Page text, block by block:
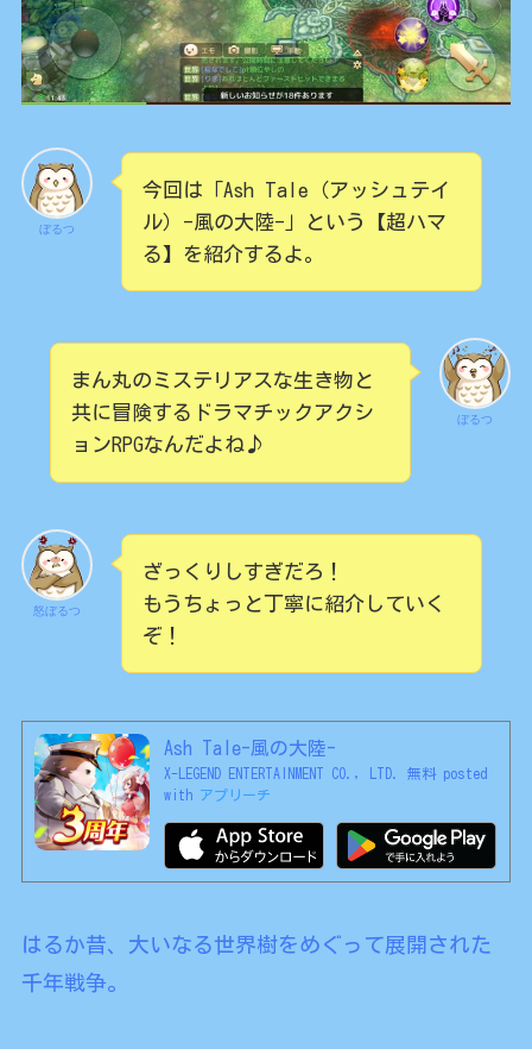
ぼるつ
今回は「Ash Tale（アッシュテイ
ル）-風の大陸-」という【超ハマ
る】を紹介するよ。
ぼるつ
まん丸のミステリアスな生き物と
共に冒険するドラマチックアクシ
ョンRPGなんだよね♪
怒ぼるつ
ざっくりしすぎだろ！
もうちょっと丁寧に紹介していく
ぞ！
Ash Tale-風の大陸-
X-LEGEND ENTERTAINMENT CO., LTD. 無料 posted
with アプリーチ
はるか昔、大いなる世界樹をめぐって展開された
千年戦争。